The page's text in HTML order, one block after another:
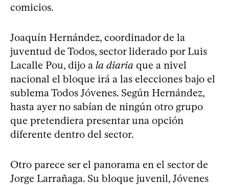
comicios.
Joaquín Hernández, coordinador de la
juventud de Todos, sector liderado por Luis
Lacalle Pou, dijo a la diaria que a nivel
nacional el bloque irá a las elecciones bajo el
sublema Todos Jóvenes. Según Hernández,
hasta ayer no sabían de ningún otro grupo
que pretendiera presentar una opción
diferente dentro del sector.
Otro parece ser el panorama en el sector de
Jorge Larrañaga. Su bloque juvenil, Jóvenes